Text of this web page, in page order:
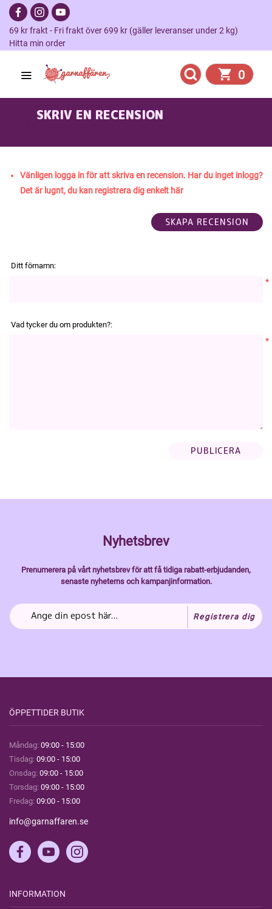
69 kr frakt - Fri frakt över 699 kr (gäller leveranser under 2 kg)
Hitta min order
0
SKRIV EN RECENSION
Vänligen logga in för att skriva en recension. Har du inget inlogg?
Det är lugnt, du kan registrera dig enkelt här
Ditt förnamn:
*
Vad tycker du om produkten?:
*
Nyhetsbrev
Prenumerera på vårt nyhetsbrev för att få tidiga rabatt-erbjudanden,
senaste nyheterns och kampanjinformation.
Registrera dig
ÖPPETTIDER BUTIK
Måndag: 09:00 - 15:00
Tisdag: 09:00 - 15:00
Onsdag: 09:00 - 15:00
Torsdag: 09:00 - 15:00
Fredag: 09:00 - 15:00
info@garnaffaren.se
INFORMATION